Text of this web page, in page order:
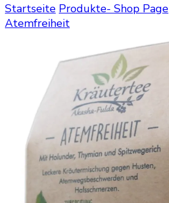
Startseite Produkte- Shop Page
Atemfreiheit